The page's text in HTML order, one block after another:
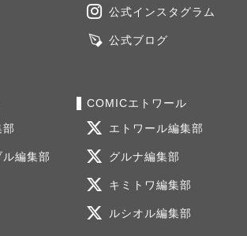
公式インスタグラム
公式ブログ
部
編集部
COMICエトワール
エトワール編集部
グルナ編集部
キミトワ編集部
ルシオル編集部